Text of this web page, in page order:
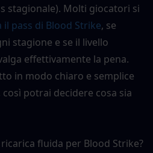
stagionale). Molti giocatori si
il pass di Blood Strike, se
stagione e se il livello
effettivamente la pena.
in modo chiaro e semplice
potrai decidere cosa sia
fluida per Blood Strike?